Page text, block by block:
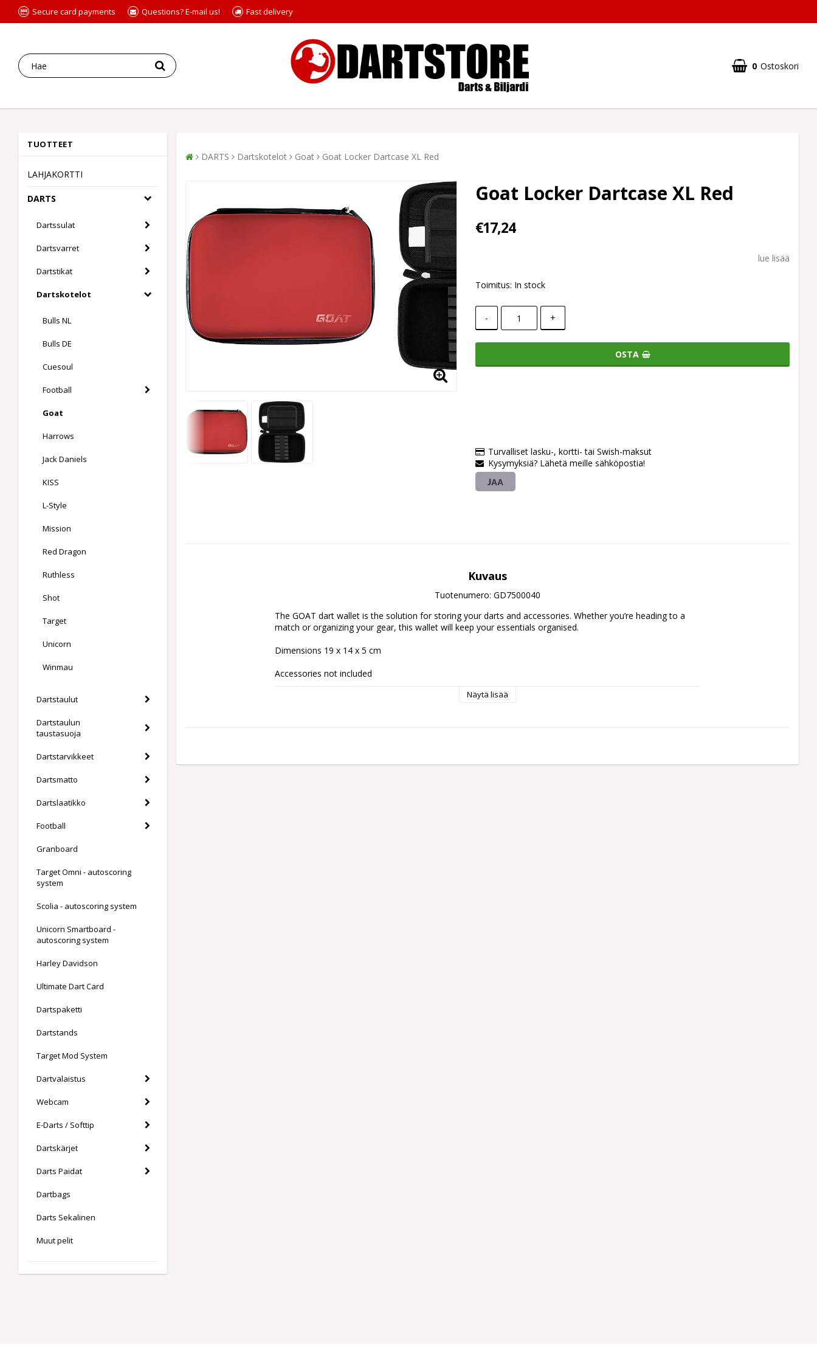
Secure card payments Questions? E-mail us! Fast delivery
0 Ostoskori
TUOTTEET
LAHJAKORTTI
DARTS
Dartssulat
Dartsvarret
Dartstikat
Dartskotelot
Bulls NL
Bulls DE
Cuesoul
Football
Goat
Harrows
Jack Daniels
KISS
L-Style
Mission
Red Dragon
Ruthless
Shot
Target
Unicorn
Winmau
Dartstaulut
Dartstaulun
taustasuoja
Dartstarvikkeet
Dartsmatto
Dartslaatikko
Football
Granboard
Target Omni - autoscoring
system
Scolia - autoscoring system
Unicorn Smartboard -
autoscoring system
Harley Davidson
Ultimate Dart Card
Dartspaketti
Dartstands
Target Mod System
Dartvalaistus
Webcam
E-Darts / Softtip
Dartskärjet
Darts Paidat
Dartbags
Darts Sekalinen
Muut pelit
DARTS Dartskotelot Goat Goat Locker Dartcase XL Red
Goat Locker Dartcase XL Red
€17,24
lue lisää
Toimitus: In stock
- +
OSTA
Turvalliset lasku-, kortti- tai Swish-maksut
Kysymyksiä? Lähetä meille sähköpostia!
JAA
Kuvaus
Tuotenumero: GD7500040
The GOAT dart wallet is the solution for storing your darts and accessories. Whether you’re heading to a
match or organizing your gear, this wallet will keep your essentials organised.
Dimensions 19 x 14 x 5 cm
Accessories not included
Näytä lisää